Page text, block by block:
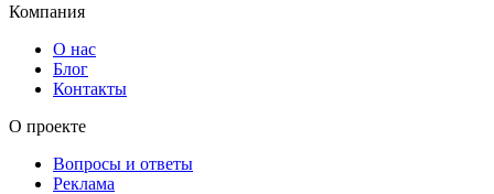
Компания
О нас
Блог
Контакты
О проекте
Вопросы и ответы
Реклама